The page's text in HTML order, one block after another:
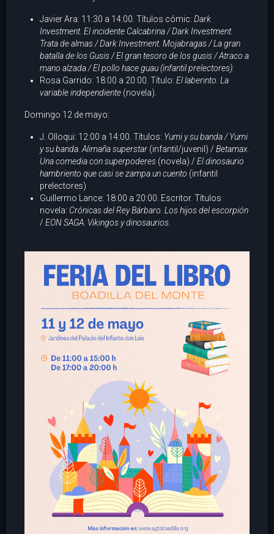
Javier Ara: 11:30 a 14:00. Títulos cómic: Dark
Investment. El incidente Calcabrina / Dark Investment.
Trata de almas /Dark Investment. Mojabragas/ La gran
batalla de los Gusis / El gran tesoro de los gusis / Atraco a
mano alzada/ El pollo hace guau(infantil prelectores).
Rosa Garrido: 18:00 a 20:00. Título: El laberinto. La
variable independiente (novela).
Domingo 12 de mayo:
J. Olloqui: 12:00 a 14:00. Títulos: Yumi y su banda / Yumi
y su banda. Alimaña superstar (infantil/juvenil) / Betamax.
Una comedia con superpoderes (novela) / El dinosaurio
hambriento que casi se zampa un cuento (infantil
prelectores)
Guillermo Lance: 18:00 a 20:00. Escritor. Títulos
novela: Crónicas del Rey Bárbaro. Los hijos del escorpión
/ EON SAGA. Vikingos y dinosaurios.